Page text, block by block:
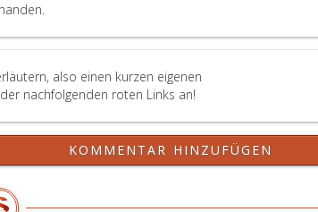
also einen kurzen eigenen
nachfolgenden roten Links an!
KOMMENTAR HINZUFÜGEN